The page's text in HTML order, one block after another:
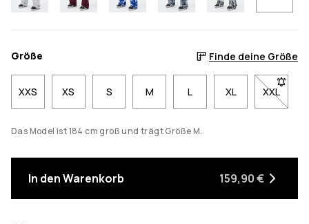
Größe Finde deine Größe
XXS XS S M L XL XXL- Größe
Das Model ist 184 cm groß und trägt Größe M.
In den Warenkorb 159,90 €